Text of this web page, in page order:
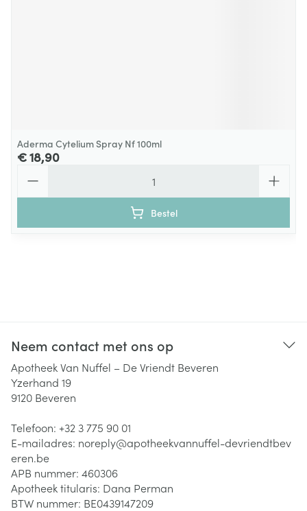
Aderma Cytelium Spray Nf 100ml
€ 18,90
Bestel
Neem contact met ons op
Apotheek Van Nuffel – De Vriendt Beveren
Yzerhand 19
9120 Beveren
Telefoon: +32 3 775 90 01
E-mailadres: noreply@apotheekvannuffel-devriendtbev
eren.be
APB nummer: 460306
Apotheek titularis: Dana Perman
BTW nummer: BE0439147209